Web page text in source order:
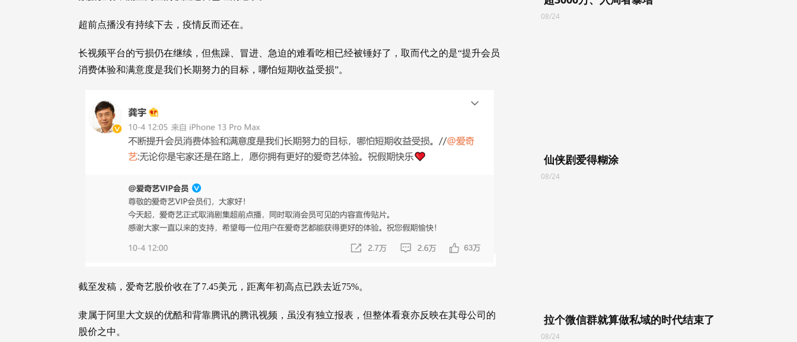
超前点播没有持续下去，疫情反而还在。
长视频平台的亏损仍在继续，但焦躁、冒进、急迫的难看吃相已经被锤好了，取而代之的是“提升会员
消费体验和满意度是我们长期努力的目标，哪怕短期收益受损”。
截至发稿，爱奇艺股价收在了7.45美元，距离年初高点已跌去近75%。
隶属于阿里大文娱的优酷和背靠腾讯的腾讯视频，虽没有独立报表，但整体看衰亦反映在其母公司的
股价之中。
08/24
仙侠剧爱得糊涂
08/24
拉个微信群就算做私域的时代结束了
08/24